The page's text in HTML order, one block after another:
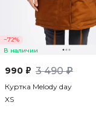
−72%
В наличии
990 ₽ 3 490 ₽
Куртка Melody day
XS